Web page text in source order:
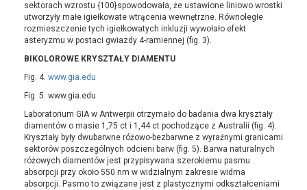
sektorach wzrostu {100}spowodowała, że ustawione liniowo wrostki
utworzyły małe igiełkowate wtrącenia wewnętrzne. Równoległe
rozmieszczenie tych igiełkowatych inkluzji wywołało efekt
asteryzmu w postaci gwiazdy 4-ramiennej (fig. 3).
BIKOLOROWE KRYSZTAŁY DIAMENTU
Fig. 4. www.gia.edu
Fig. 5. www.gia.edu
Laboratorium GIA w Antwerpii otrzymało do badania dwa kryształy
diamentów o masie 1,75 ct i 1,44 ct pochodzące z Australii (fig. 4).
Kryształy były dwubarwne różowo-bezbarwne z wyraźnymi granicami
sektorów poszczególnych odcieni barw (fig. 5). Barwa naturalnych
różowych diamentów jest przypisywana szerokiemu pasmu
absorpcji przy około 550 nm w widzialnym zakresie widma
absorpcji. Pasmo to związane jest z plastycznymi odkształceniami